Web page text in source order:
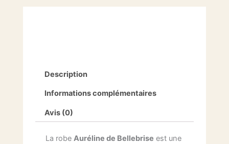
Description
Informations complémentaires
Avis (0)
La robeAuréline de Bellebrise est une